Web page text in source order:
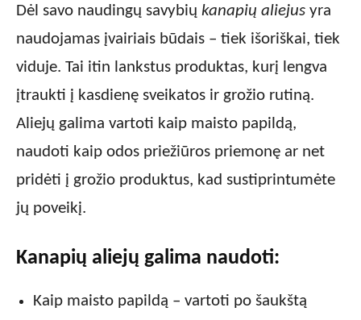
Dėl savo naudingų savybių kanapių aliejus yra
naudojamas įvairiais būdais – tiek išoriškai, tiek
viduje. Tai itin lankstus produktas, kurį lengva
įtraukti į kasdienę sveikatos ir grožio rutiną.
Aliejų galima vartoti kaip maisto papildą,
naudoti kaip odos priežiūros priemonę ar net
pridėti į grožio produktus, kad sustiprintumėte
jų poveikį.
Kanapių aliejų galima naudoti:
Kaip maisto papildą – vartoti po šaukštą